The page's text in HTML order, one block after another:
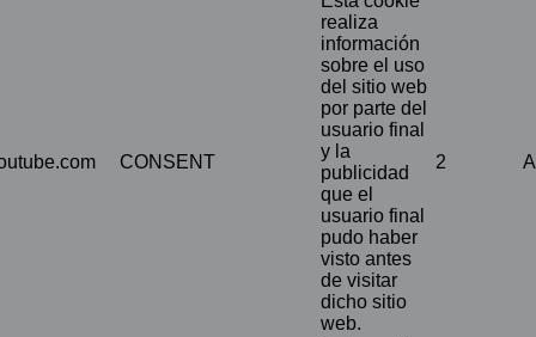
CONSENT
realiza
información
sobre el uso
del sitio web
por parte del
usuario final
y la
publicidad
que el
usuario final
pudo haber
visto antes
de visitar
dicho sitio
web.
2